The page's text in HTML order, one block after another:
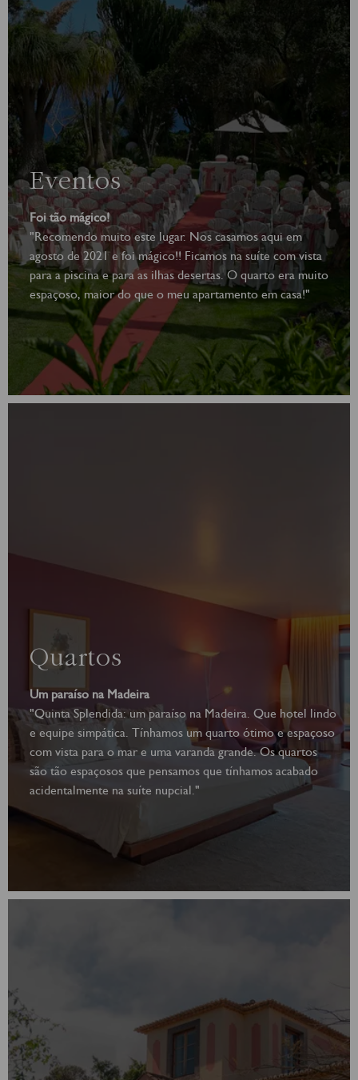
Eventos
Foi tão mágico!
"Recomendo muito este lugar. Nos casamos aqui em
agosto de 2021 e foi mágico!! Ficamos na suíte com vista
para a piscina e para as ilhas desertas. O quarto era muito
espaçoso, maior do que o meu apartamento em casa!"
Quartos
Um paraíso na Madeira
"Quinta Splendida: um paraíso na Madeira. Que hotel lindo
e equipe simpática. Tínhamos um quarto ótimo e espaçoso
com vista para o mar e uma varanda grande. Os quartos
são tão espaçosos que pensamos que tínhamos acabado
acidentalmente na suíte nupcial."